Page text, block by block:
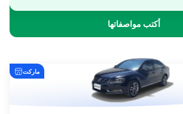
أكتب مواصفاتها
ماركت